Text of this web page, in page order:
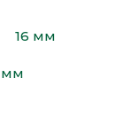
16 мм
мм